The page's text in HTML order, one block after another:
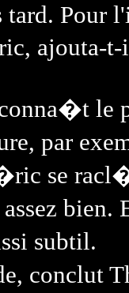
tard. Pour
ajouta-t-il
par
se racl�t
bien.
subtil.
conclut